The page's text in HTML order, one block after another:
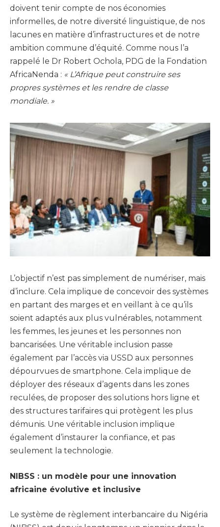
doivent tenir compte de nos économies
informelles, de notre diversité linguistique, de nos
lacunes en matière d’infrastructures et de notre
ambition commune d’équité. Comme nous l’a
rappelé le Dr Robert Ochola, PDG de la Fondation
AfricaNenda : « L’Afrique peut construire ses
propres systèmes et les rendre de classe
mondiale. »
L’objectif n’est pas simplement de numériser, mais
d’inclure. Cela implique de concevoir des systèmes
en partant des marges et en veillant à ce qu’ils
soient adaptés aux plus vulnérables, notamment
les femmes, les jeunes et les personnes non
bancarisées. Une véritable inclusion passe
également par l’accès via USSD aux personnes
dépourvues de smartphone. Cela implique de
déployer des réseaux d’agents dans les zones
reculées, de proposer des solutions hors ligne et
des structures tarifaires qui protègent les plus
démunis. Une véritable inclusion implique
également d’instaurer la confiance, et pas
seulement la technologie.
NIBSS : un modèle pour une innovation
africaine évolutive et inclusive
Le système de règlement interbancaire du Nigéria